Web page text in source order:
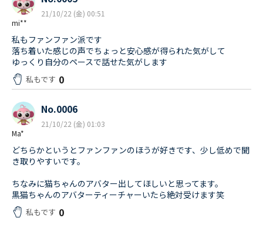
mi**
21/10/22 (金) 00:51
私もファンファン派です
落ち着いた感じの声でちょっと安心感が得られた気がして
ゆっくり自分のペースで話せた気がします
私もです 0
Ma*
No.0006
21/10/22 (金) 01:03
どちらかというとファンファンのほうが好きです、少し低めで聞
き取りやすいです。
ちなみに猫ちゃんのアバター出してほしいと思ってます。
黒猫ちゃんのアバターティーチャーいたら絶対受けます笑
私もです 0